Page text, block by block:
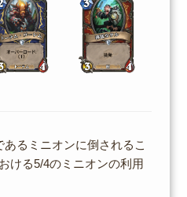
あるミニオンに倒されるこ
ける5/4のミニオンの利用